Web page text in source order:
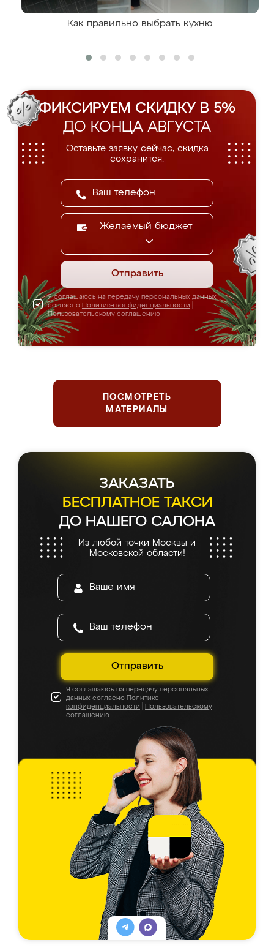
Как правильно выбрать кухню
ФИКСИРУЕМ СКИДКУ В 5%
ДО КОНЦА АВГУСТА
Оставьте заявку сейчас, скидка
сохранится.
Желаемый бюджет
Отправить
Я соглашаюсь на передачу персональных данных
согласно Политике конфиденциальности
Пользовательскому соглашению
ПОСМОТРЕТЬ
МАТЕРИАЛЫ
ЗАКАЗАТЬ
БЕСПЛАТНОЕ ТАКСИ
ДО НАШЕГО САЛОНА
Из любой точки Москвы и
Московской области!
Отправить
Я соглашаюсь на передачу персональных
данных согласно Политике
конфиденциальности
Пользовательскому
соглашению